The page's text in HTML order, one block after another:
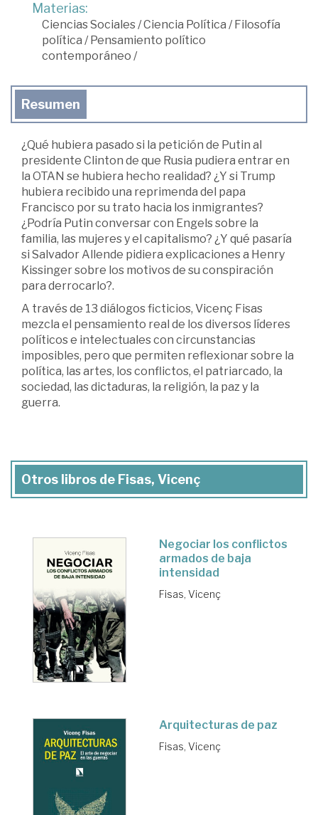
Materias:
Ciencias Sociales/Ciencia Política / Filosofía
política / Pensamiento político
contemporáneo /
Resumen
¿Qué hubiera pasado si la petición de Putin al
presidente Clinton de que Rusia pudiera entrar en
la OTAN se hubiera hecho realidad? ¿Y si Trump
hubiera recibido una reprimenda del papa
Francisco por su trato hacia los inmigrantes?
¿Podría Putin conversar con Engels sobre la
familia, las mujeres y el capitalismo? ¿Y qué pasaría
si Salvador Allende pidiera explicaciones a Henry
Kissinger sobre los motivos de su conspiración
para derrocarlo?.
A través de 13 diálogos ficticios, Vicenç Fisas
mezcla el pensamiento real de los diversos líderes
políticos e intelectuales con circunstancias
imposibles, pero que permiten reflexionar sobre la
política, las artes, los conflictos, el patriarcado, la
sociedad, las dictaduras, la religión, la paz y la
guerra.
Otros libros de Fisas, Vicenç
Negociar los conflictos
armados de baja
intensidad
Fisas, Vicenç
Arquitecturas de paz
Fisas, Vicenç